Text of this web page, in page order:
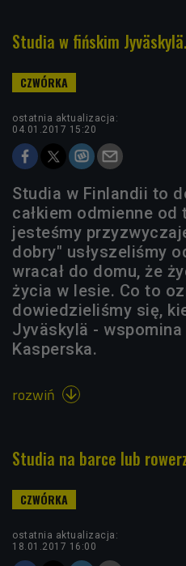
Studia w fińskim
ostatnia aktualizacja:
04.01.2017 15:20
Studia w Finlandii to
całkiem odmienne
jesteśmy
dobry" usłyszeliśmy
wracał do domu, że
życia w lesie. Co to
dowiedzieliśmy się,
Jyväskylä - wspomina
Kasperska.
rozwiń 
Studia na barce lub
ostatnia aktualizacja:
18.01.2017 16:00